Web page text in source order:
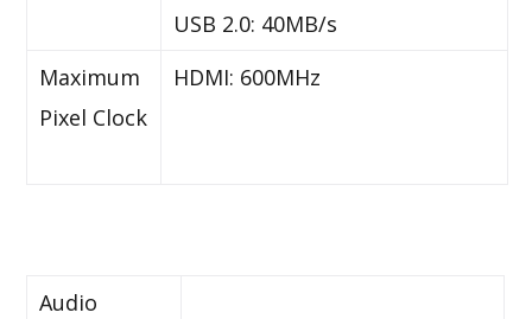
USB 2.0: 40MB/s
Maximum
Pixel Clock
HDMI: 600MHz
Audio